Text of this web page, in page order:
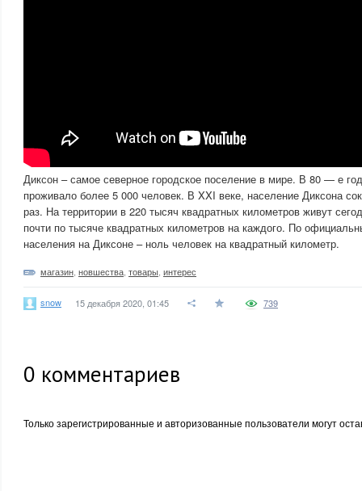
Диксон – самое северное городское поселение в мире. В 80 — е
проживало более 5 000 человек. В XXI веке, население Диксона
раз. На территории в 220 тысяч квадратных километров живут
почти по тысяче квадратных километров на каждого. По
населения на Диксоне – ноль человек на квадратный километр.​​​​
магазин новшества товары интерес
snow 15 декабря 2020, 01:45 739
0 комментариев
Только зарегистрированные и авторизованные пользователи могут